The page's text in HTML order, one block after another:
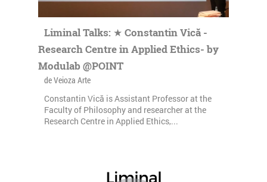
Liminal Talks: ★ Constantin Vică -
Research Centre in Applied Ethics- by
Modulab @POINT
de Veioza Arte
Constantin Vică is Assistant Professor at the
Faculty of Philosophy and researcher at the
Research Centre in Applied Ethics,...